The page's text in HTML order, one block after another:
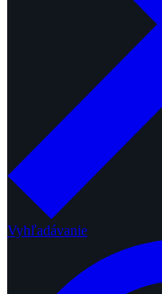
Vyhľadávanie